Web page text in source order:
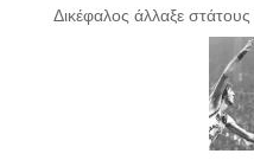
Δικέφαλος άλλαξε στάτους